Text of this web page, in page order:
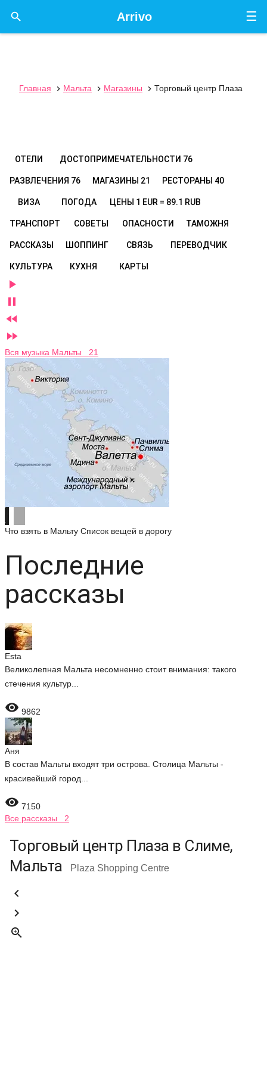
☰
Arrivo

Главная  Мальта  Магазины  Торговый центр Плаза
ОТЕЛИ ДОСТОПРИМЕЧАТЕЛЬНОСТИ 76
РАЗВЛЕЧЕНИЯ 76 МАГАЗИНЫ 21 РЕСТОРАНЫ 40
ВИЗА ПОГОДА ЦЕНЫ 1 EUR = 89.1 RUB
ТРАНСПОРТ СОВЕТЫ ОПАСНОСТИ ТАМОЖНЯ
РАССКАЗЫ ШОППИНГ СВЯЗЬ ПЕРЕВОДЧИК
КУЛЬТУРА КУХНЯ КАРТЫ




Вся музыка Мальты 21
Что взять в Мальту Список вещей в дорогу
Последние
рассказы
Esta
Великолепная Мальта несомненно стоит внимания: такого
стечения культур...
 9862
Аня
В состав Мальты входят три острова. Столица Мальты -
красивейший город...
 7150
Все рассказы 2
Торговый центр Плаза в Слиме,
Мальта
Plaza Shopping Centre


